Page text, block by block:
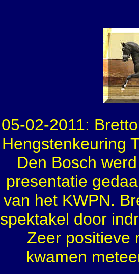
05-02-2011:
Hengstenkeuring
Den Bosch
presentatie
van het KWPN.
spektakel door
Zeer positieve
kwamen